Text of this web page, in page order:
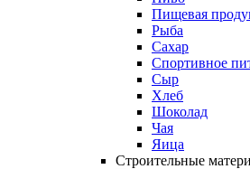
Пищевая
Рыба
Сахар
Спортивное
Сыр
Хлеб
Шоколад
Чая
Яица
Строительные